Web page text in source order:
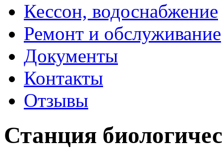
Кессон, водоснабжение
Ремонт и обслуживание
Документы
Контакты
Отзывы
Станция